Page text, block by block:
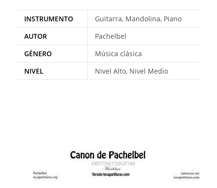
INSTRUMENTO
Guitarra, Mandolina, Piano
AUTOR
Pachelbel
GÉNERO
Música clásica
NIVEL
Nivel Alto, Nivel Medio